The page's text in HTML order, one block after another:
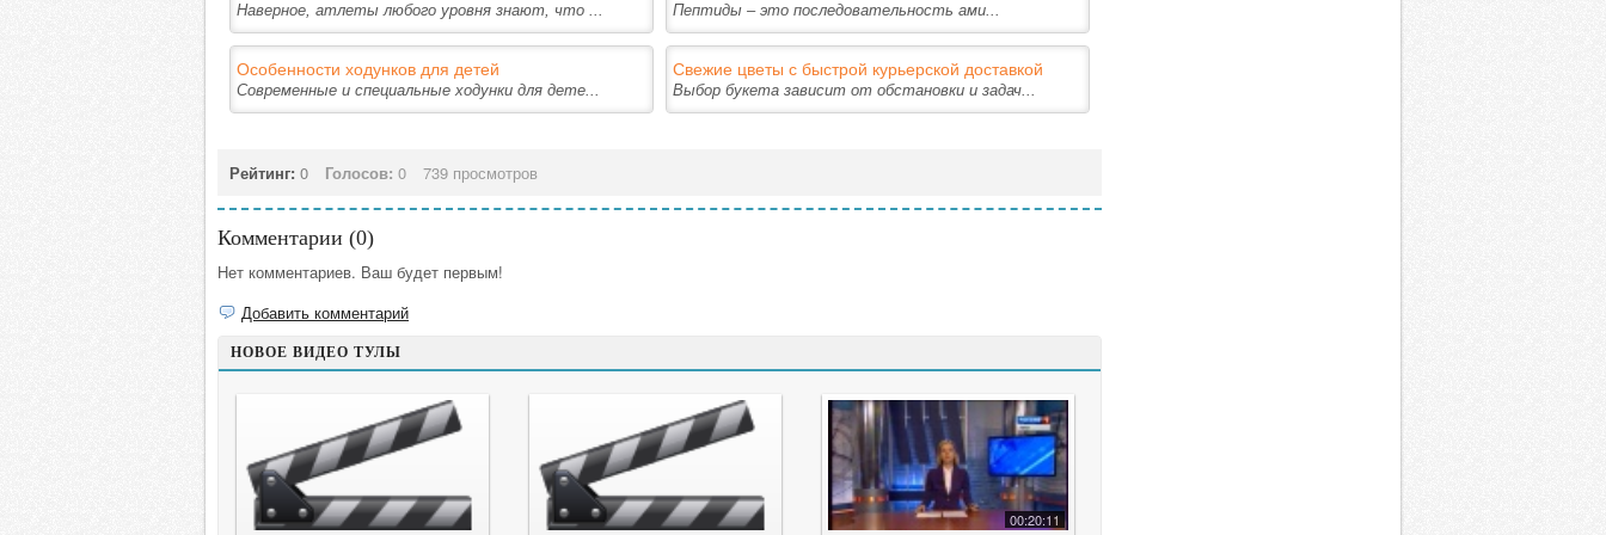
Наверное, атлеты любого уровня знают, что ... Пептиды – это последовательность ами...
Особенности ходунков для детей
Современные и специальные ходунки для дете...
Свежие цветы с быстрой курьерской доставкой
Выбор букета зависит от обстановки и задач...
Рейтинг: 0 Голосов: 0 739 просмотров
Комментарии (0)
Нет комментариев. Ваш будет первым!
Добавить комментарий
НОВОЕ ВИДЕО ТУЛЫ
00:20:11